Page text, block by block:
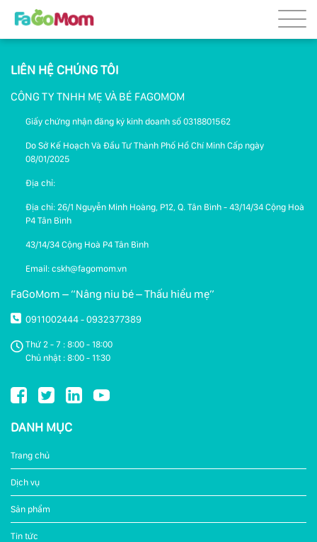
LIÊN HỆ CHÚNG TÔI
CÔNG TY TNHH MẸ VÀ BÉ FAGOMOM
Giấy chứng nhận đăng ký kinh doanh số 0318801562
Do Sở Kế Hoạch Và Đầu Tư Thành Phố Hồ Chí Minh Cấp ngày
08/01/2025
Địa chỉ:
Địa chỉ: 26/1 Nguyễn Minh Hoàng, P12, Q. Tân Bình - 43/14/34 Cộng Hoà
P4 Tân Bình
43/14/34 Cộng Hoà P4 Tân Bình
Email: cskh@fagomom.vn
FaGoMom – “Nâng niu bé – Thấu hiểu mẹ”
0911002444 - 0932377389
Thứ 2 - 7 : 8:00 - 18:00
Chủ nhật : 8:00 - 11:30
DANH MỤC
Trang chủ
Dịch vụ
Sản phẩm
Tin tức